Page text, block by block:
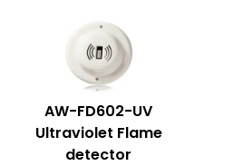
AW-FD602-UV
Ultraviolet Flame
detector